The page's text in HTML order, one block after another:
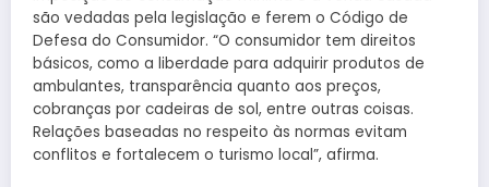
são vedadas pela legislação e ferem o Código de
Defesa do Consumidor. “O consumidor tem direitos
básicos, como a liberdade para adquirir produtos de
ambulantes, transparência quanto aos preços,
cobranças por cadeiras de sol, entre outras coisas.
Relações baseadas no respeito às normas evitam
conflitos e fortalecem o turismo local”, afirma.